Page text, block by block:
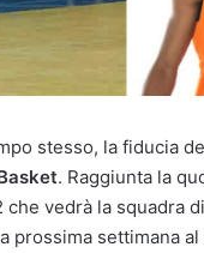
stesso, la fiducia
. Raggiunta la
vedrà la squadra di
prossima settimana